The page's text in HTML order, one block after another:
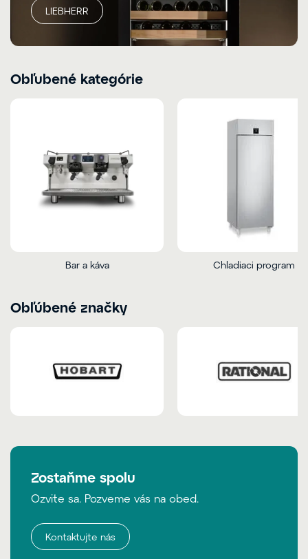
LIEBHERR
Obľubené kategórie
Bar a káva Chladiaci program
Obľúbené značky
Zostaňme spolu
Ozvite sa. Pozveme vás na obed.
Kontaktujte nás